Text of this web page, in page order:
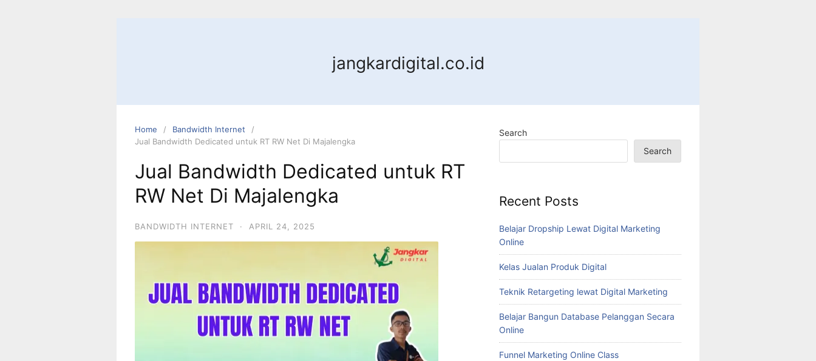
jangkardigital.co.id
Home
Bandwidth Internet
Jual Bandwidth Dedicated untuk RT RW Net Di Majalengka
Jual Bandwidth Dedicated untuk RT
RW Net Di Majalengka
BANDWIDTH INTERNET · APRIL 24, 2025
Search
Search
Recent Posts
Belajar Dropship Lewat Digital Marketing
Online
Kelas Jualan Produk Digital
Teknik Retargeting lewat Digital Marketing
Belajar Bangun Database Pelanggan Secara
Online
Funnel Marketing Online Class